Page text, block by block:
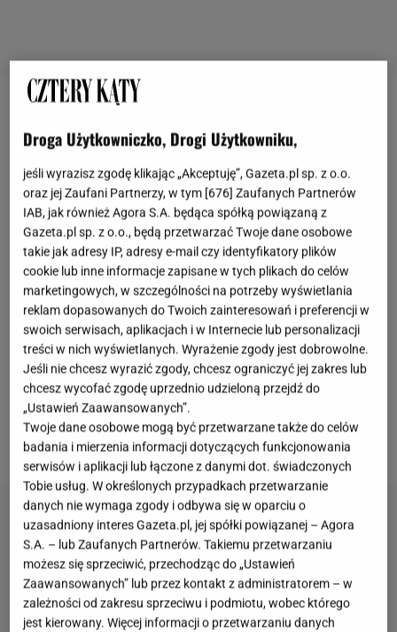
wiele przydatnych akcesoriów ułatwiających pracę
na zewnątrz w rewelacyjnych cenach. Na co warto
zwrócić uwagę? Nawadniacze do roślin to hit! Nie
musisz już pamiętać o regularnym podlewaniu,
nawadniacz ci w tym pomoże. Nas zachwyciły
urocze modele w kształcie ptaszków. Wiosna to
czas przesadzania. Maty służące do tego z Sinsay
kosztują grosze, a pomogą przeprowadzić proces
zachowując porządek. Sprawdź pozostałe świetne
gadżety z Sinsay i przygotuj się na nowy sezon w
ogrodzie już teraz!
Droga Użytkowniczko, Drogi Użytkowniku,
jeśli wyrazisz zgodę klikając „Akceptuję”, Gazeta.pl sp. z o.o.
oraz jej Zaufani Partnerzy, w tym [676] Zaufanych Partnerów
IAB, jak również Agora S.A. będąca spółką powiązaną z
Gazeta.pl sp. z o.o., będą przetwarzać Twoje dane osobowe
takie jak adresy IP, adresy e-mail czy identyfikatory plików
cookie lub inne informacje zapisane w tych plikach do celów
marketingowych, w szczególności na potrzeby wyświetlania
reklam dopasowanych do Twoich zainteresowań i preferencji w
swoich serwisach, aplikacjach i w Internecie lub personalizacji
treści w nich wyświetlanych. Wyrażenie zgody jest dobrowolne.
Jeśli nie chcesz wyrazić zgody, chcesz ograniczyć jej zakres lub
chcesz wycofać zgodę uprzednio udzieloną przejdź do
„Ustawień Zaawansowanych”.
Twoje dane osobowe mogą być przetwarzane także do celów
badania i mierzenia informacji dotyczących funkcjonowania
serwisów i aplikacji lub łączone z danymi dot. świadczonych
Tobie usług. W określonych przypadkach przetwarzanie
danych nie wymaga zgody i odbywa się w oparciu o
uzasadniony interes Gazeta.pl, jej spółki powiązanej – Agora
S.A. – lub Zaufanych Partnerów. Takiemu przetwarzaniu
możesz się sprzeciwić, przechodząc do „Ustawień
Zaawansowanych” lub przez kontakt z administratorem – w
zależności od zakresu sprzeciwu i podmiotu, wobec którego
jest kierowany. Więcej informacji o przetwarzaniu danych